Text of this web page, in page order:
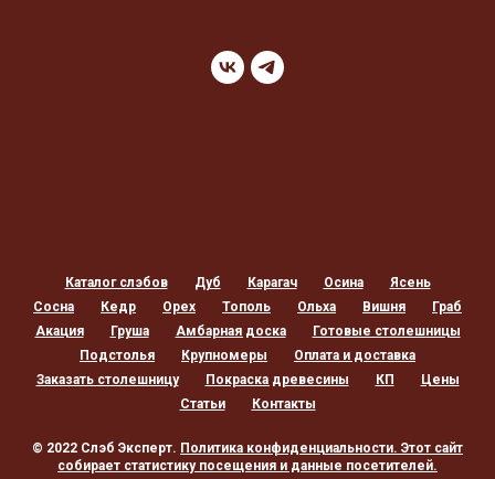
Каталог слэбов Дуб Карагач Осина
Ясень
Сосна
Кедр Орех Тополь Ольха Вишня
Граб
Акация
Груша Амбарная доска
Готовые столешницы
Подстолья
Крупномеры
Оплата и доставка
Заказать столешницу
Покраска древесины КП
Цены
Статьи
Контакты
© 2022 Слэб Эксперт. Политика конфиденциальности. Этот сайт
собирает статистику посещения и данные посетителей.